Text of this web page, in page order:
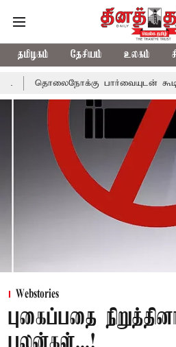
தமிழகம் தேசியம் உலகம்
பார்வையுடன் கூடிய வேளாண்
Webstories
புகைப்பதை